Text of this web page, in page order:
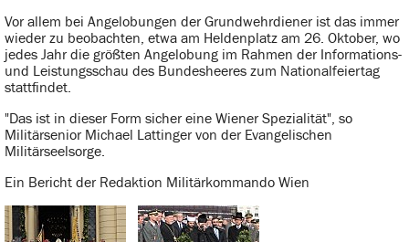
Vor allem bei Angelobungen der Grundwehrdiener ist das immer
wieder zu beobachten, etwa am Heldenplatz am 26. Oktober, wo
jedes Jahr die größten Angelobung im Rahmen der Informations-
und Leistungsschau des Bundesheeres zum Nationalfeiertag
stattfindet.
"Das ist in dieser Form sicher eine Wiener Spezialität", so
Militärsenior Michael Lattinger von der Evangelischen
Militärseelsorge.
Ein Bericht der Redaktion Militärkommando Wien